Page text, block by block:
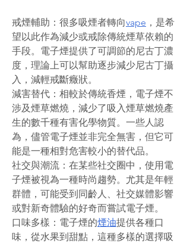
戒煙輔助：很多吸煙者轉向vape ，是希
望以此作為減少或戒除傳統煙草依賴的
手段。電子煙提供了可調節的尼古丁濃
度，理論上可以幫助逐步減少尼古丁攝
入，減輕戒斷癥狀。
減害替代：相較於傳統香煙，電子煙不
涉及煙草燃燒，減少了吸入煙草燃燒產
生的數千種有害化學物質。一些人認
為，儘管電子煙並非完全無害，但它可
能是一種相對危害較小的替代品。
社交與潮流：在某些社交圈中，使用電
子煙被視為一種時尚趨勢。尤其是年輕
群體，可能受到同齡人、社交媒體影響
或對新奇體驗的好奇而嘗試電子煙。
口味多樣：電子煙的煙油提供各種口
味，從水果到甜點，這種多樣的選擇吸